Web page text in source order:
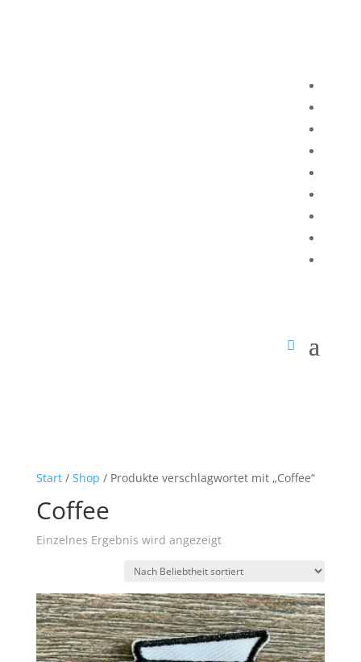
Start/ Shop / Produkte verschlagwortet mit „Coffee“
Coffee
Einzelnes Ergebnis wird angezeigt